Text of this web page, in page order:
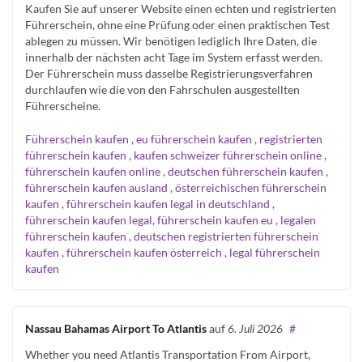
Kaufen Sie auf unserer Website einen echten und registrierten
Führerschein, ohne eine Prüfung oder einen praktischen Test
ablegen zu müssen. Wir benötigen lediglich Ihre Daten, die
innerhalb der nächsten acht Tage im System erfasst werden.
Der Führerschein muss dasselbe Registrierungsverfahren
durchlaufen wie die von den Fahrschulen ausgestellten
Führerscheine.
Führerschein kaufen , eu führerschein kaufen , registrierten
führerschein kaufen , kaufen schweizer führerschein online ,
führerschein kaufen online , deutschen führerschein kaufen ,
führerschein kaufen ausland , österreichischen führerschein
kaufen , führerschein kaufen legal in deutschland ,
führerschein kaufen legal, führerschein kaufen eu , legalen
führerschein kaufen , deutschen registrierten führerschein
kaufen , führerschein kaufen österreich , legal führerschein
kaufen
Nassau Bahamas Airport To Atlantisauf6. Juli 2026 #
Whether you need Atlantis Transportation From Airport,